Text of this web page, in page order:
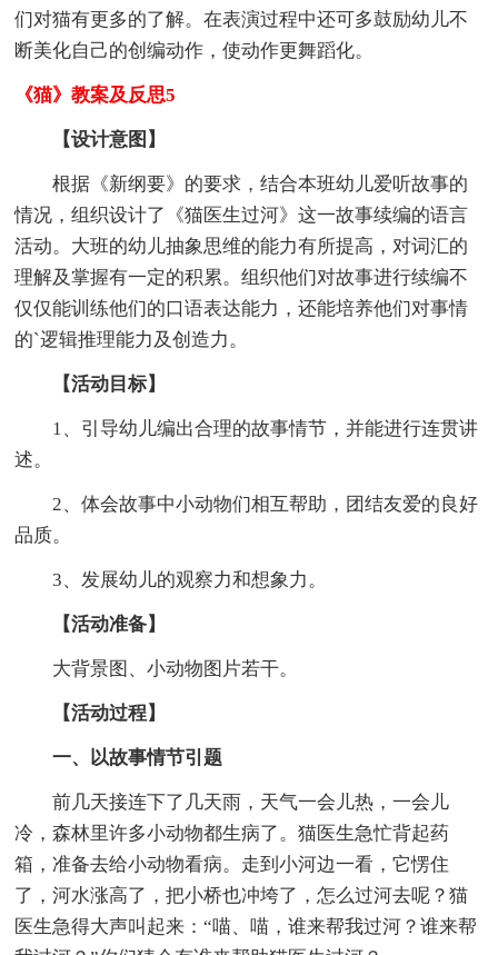
们对猫有更多的了解。在表演过程中还可多鼓励幼儿不
断美化自己的创编动作，使动作更舞蹈化。
《猫》教案及反思5
【设计意图】
根据《新纲要》的要求，结合本班幼儿爱听故事的
情况，组织设计了《猫医生过河》这一故事续编的语言
活动。大班的幼儿抽象思维的能力有所提高，对词汇的
理解及掌握有一定的积累。组织他们对故事进行续编不
仅仅能训练他们的口语表达能力，还能培养他们对事情
的`逻辑推理能力及创造力。
【活动目标】
1、引导幼儿编出合理的故事情节，并能进行连贯讲
述。
2、体会故事中小动物们相互帮助，团结友爱的良好
品质。
3、发展幼儿的观察力和想象力。
【活动准备】
大背景图、小动物图片若干。
【活动过程】
一、以故事情节引题
前几天接连下了几天雨，天气一会儿热，一会儿
冷，森林里许多小动物都生病了。猫医生急忙背起药
箱，准备去给小动物看病。走到小河边一看，它愣住
了，河水涨高了，把小桥也冲垮了，怎么过河去呢？猫
医生急得大声叫起来：“喵、喵，谁来帮我过河？谁来帮